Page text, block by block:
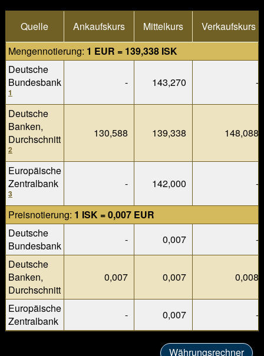
Quelle Ankaufskurs Mittelkurs
Verkaufskurs
Mengennotierung: 1 EUR = 139,338 ISK
Deutsche
Bundesbank
1
- 143,270 -
Deutsche
Banken,
Durchschnitt
2
130,588 139,338 148,088
Europäische
Zentralbank
3
- 142,000 -
Preisnotierung: 1 ISK = 0,007 EUR
Deutsche
Bundesbank
- 0,007
-
Deutsche
Banken,
Durchschnitt
0,007 0,007 0,008
Europäische
Zentralbank
- 0,007 -
Währungsrechner